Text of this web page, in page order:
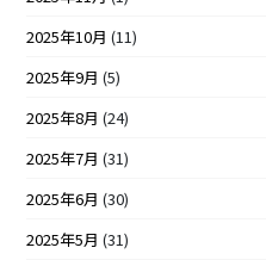
2025年10月 (11)
2025年9月 (5)
2025年8月 (24)
2025年7月 (31)
2025年6月 (30)
2025年5月 (31)